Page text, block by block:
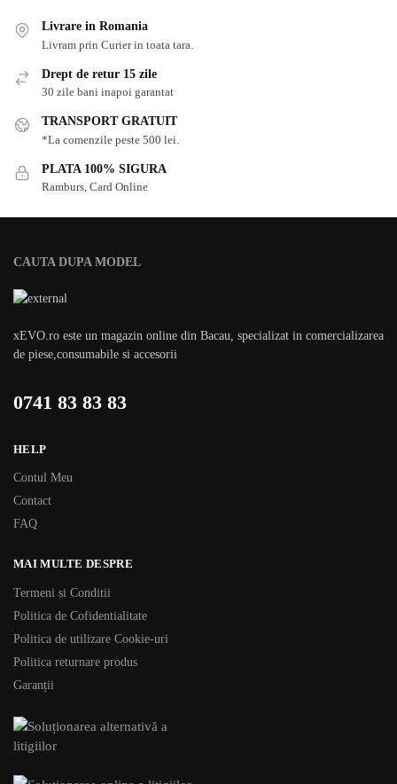
Livrare in Romania
Livram prin Curier in toata tara.
Drept de retur 15 zile
30 zile bani inapoi garantat
TRANSPORT GRATUIT
*La comenzile peste 500 lei.
PLATA 100% SIGURA
Ramburs, Card Online
CAUTA DUPA MODEL
xEVO.ro este un magazin online din Bacau, specializat in comercializarea
de piese,consumabile si accesorii
0741 83 83 83
HELP
Contul Meu
Contact
FAQ
MAI MULTE DESPRE
Termeni si Conditii
Politica de Cofidentialitate
Politica de utilizare Cookie-uri
Politica returnare produs
Garanții